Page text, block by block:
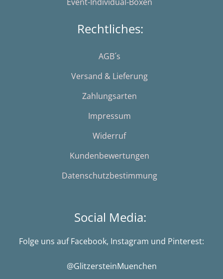
Event-Individual-Boxen
Rechtliches:
AGB´s
Versand & Lieferung
Zahlungsarten
Impressum
Widerruf
Kundenbewertungen
Datenschutzbestimmung
Social Media:
Folge uns auf Facebook, Instagram und Pinterest:
@GlitzersteinMuenchen